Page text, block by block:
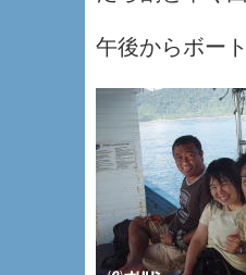
午後からボー